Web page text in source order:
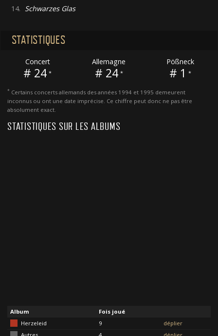
14. Schwarzes Glas
STATISTIQUES
Concert
# 24 *
Allemagne
# 24 *
Pößneck
# 1 *
* Certains concerts allemands des années 1994 et 1995 demeurent
inconnus ou ont une date imprécise. Ce chiffre peut donc ne pas être
absolument exact.
STATISTIQUES SUR LES ALBUMS
Album
Fois joué
Herzeleid
9
déplier